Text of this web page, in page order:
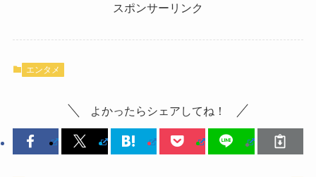
スポンサーリンク
エンタメ
よかったらシェアしてね！